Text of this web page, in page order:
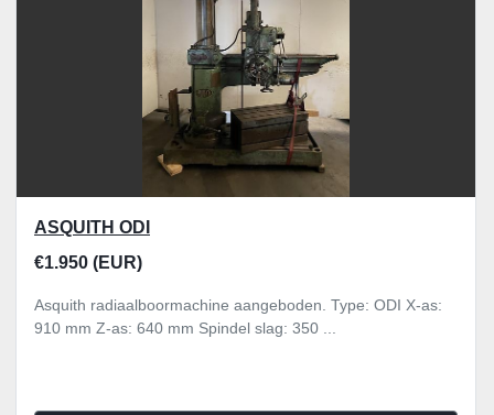
ASQUITH ODI
€1.950 (EUR)
Asquith radiaalboormachine aangeboden. Type: ODI X-as:
910 mm Z-as: 640 mm Spindel slag: 350 ...